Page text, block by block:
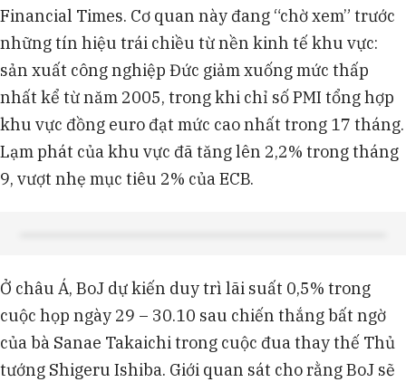
Financial Times. Cơ quan này đang “chờ xem” trước
những tín hiệu trái chiều từ nền kinh tế khu vực:
sản xuất công nghiệp Đức giảm xuống mức thấp
nhất kể từ năm 2005, trong khi chỉ số PMI tổng hợp
khu vực đồng euro đạt mức cao nhất trong 17 tháng.
Lạm phát của khu vực đã tăng lên 2,2% trong tháng
9, vượt nhẹ mục tiêu 2% của ECB.
Ở châu Á, BoJ dự kiến duy trì lãi suất 0,5% trong
cuộc họp ngày 29 – 30.10 sau chiến thắng bất ngờ
của bà Sanae Takaichi trong cuộc đua thay thế Thủ
tướng Shigeru Ishiba. Giới quan sát cho rằng BoJ sẽ